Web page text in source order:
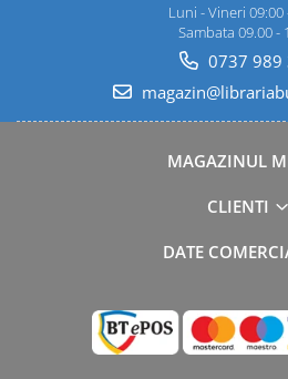
Luni - Vineri 09:00
Sambata 09.00 -
0737 989
MAGAZINUL
CLIENTI
DATE